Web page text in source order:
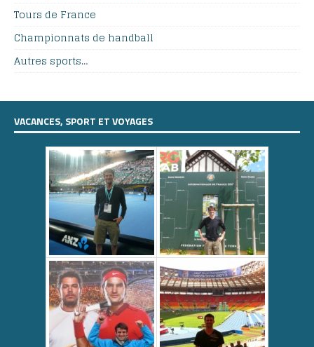
Tours de France
Championnats de handball
Autres sports…
VACANCES, SPORT ET VOYAGES